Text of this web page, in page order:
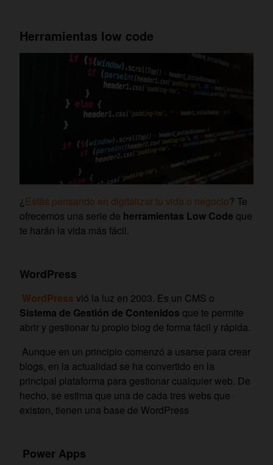
Herramientas low code
¿ Estás pensando en digitalizar tu vida o negocio? Te
ofrecemos una serie de herramientas Low Code que
te harán la vida más fácil.
WordPress
WordPress vió la luz en 2003. Es un CMS o
Sistema de Gestión de Contenidos que te permite
abrir y gestionar tu propio blog de forma fácil y rápida.
Aunque en un principio comenzó a usarse para crear
blogs, en la actualidad se ha convertido en la
principal plataforma para gestionar cualquier web. De
hecho, se estima que una de cada tres webs que
existen, tienen una base de WordPress
Power Apps